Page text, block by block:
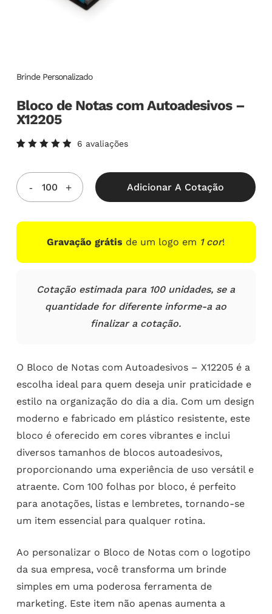
Brinde Personalizado
Bloco de Notas com Autoadesivos –
X12205
5.00de
5, com
baseado
em
clientes
6 avaliações
Adicionar A Cotação
Gravação grátis de um logo em 1 cor!
Cotação estimada para 100 unidades, se a
quantidade for diferente informe-a ao
finalizar a cotação.
O Bloco de Notas com Autoadesivos – X12205 é a
escolha ideal para quem deseja unir praticidade e
estilo na organização do dia a dia. Com um design
moderno e fabricado em plástico resistente, este
bloco é oferecido em cores vibrantes e inclui
diversos tamanhos de blocos autoadesivos,
proporcionando uma experiência de uso versátil e
atraente. Com 100 folhas por bloco, é perfeito
para anotações, listas e lembretes, tornando-se
um item essencial para qualquer rotina.
Ao personalizar o Bloco de Notas com o logotipo
da sua empresa, você transforma um brinde
simples em uma poderosa ferramenta de
marketing. Este item não apenas aumenta a